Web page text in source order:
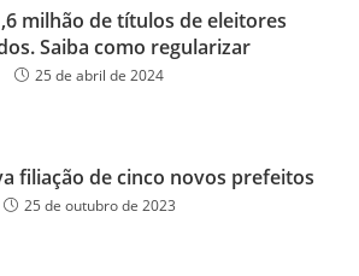
milhão de títulos de eleitores
Saiba como regularizar
25 de abril de 2024
filiação de cinco novos prefeitos
25 de outubro de 2023